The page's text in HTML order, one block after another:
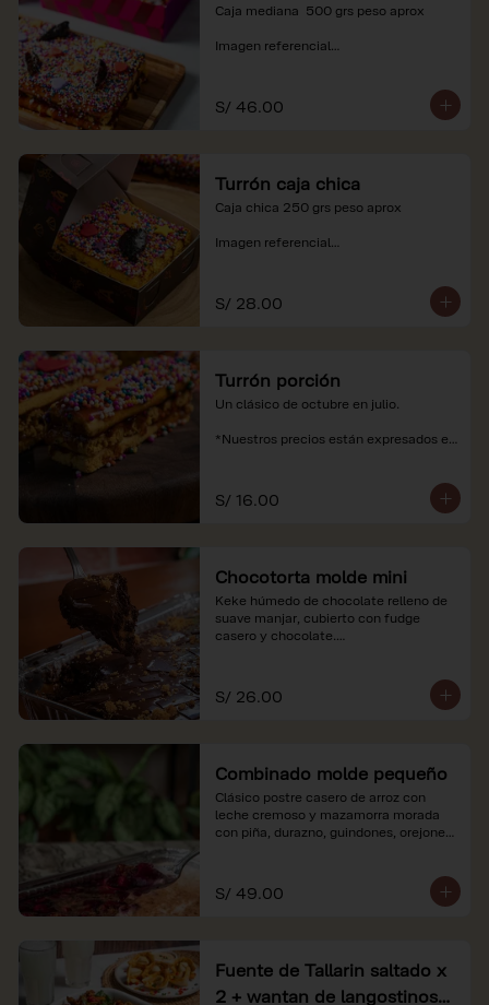
Caja mediana  500 grs peso aprox
Imagen referencial
soles e incluyen impuestos de ley y
recargo al consumo.
S/ 46.00
Turrón caja chica
Caja chica 250 grs peso aprox
Imagen referencial
soles e incluyen impuestos de ley y
recargo al consumo.
S/ 28.00
Turrón porción
Un clásico de octubre en julio.
*Nuestros precios están expresados en
S/ 16.00
Chocotorta molde mini
Keke húmedo de chocolate relleno de
suave manjar, cubierto con fudge
casero y chocolate.
soles e incluyen impuestos de ley y
recargo al consumo. Imagenes
S/ 26.00
Combinado molde pequeño
Clásico postre casero de arroz con
leche cremoso y mazamorra morada
con piña, durazno, guindones, orejones
*Nuestros precios están expresados en
soles e incluyen impuestos de ley y
S/ 49.00
Fuente de Tallarin saltado x
2 + wantan de langostinos +